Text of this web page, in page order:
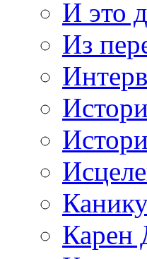
И это
Из
Карен